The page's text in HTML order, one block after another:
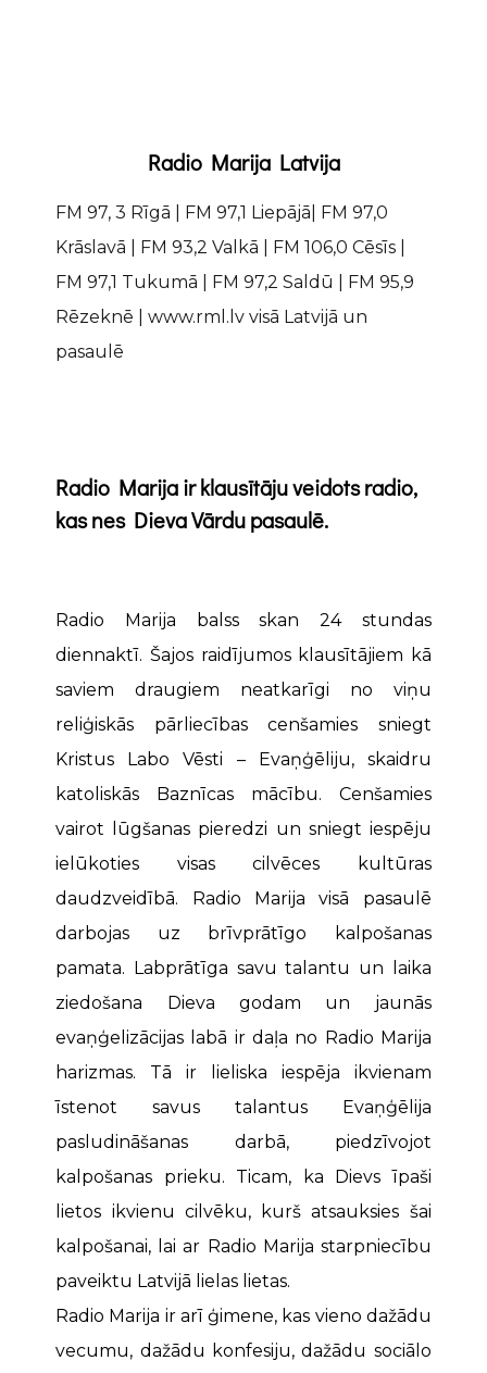
Radio Marija Latvija
FM 97, 3 Rīgā | FM 97,1 Liepājā| FM 97,0
Krāslavā | FM 93,2 Valkā | FM 106,0 Cēsīs |
FM 97,1 Tukumā | FM 97,2 Saldū | FM 95,9
Rēzeknē | www.rml.lv visā Latvijā un
pasaulē
Radio Marija ir klausītāju veidots radio,
kas nes Dieva Vārdu pasaulē.
Radio Marija balss skan 24 stundas
diennaktī. Šajos raidījumos klausītājiem kā
saviem draugiem neatkarīgi no viņu
reliģiskās pārliecības cenšamies sniegt
Kristus Labo Vēsti – Evaņģēliju, skaidru
katoliskās Baznīcas mācību. Cenšamies
vairot lūgšanas pieredzi un sniegt iespēju
ielūkoties visas cilvēces kultūras
daudzveidībā. Radio Marija visā pasaulē
darbojas uz brīvprātīgo kalpošanas
pamata. Labprātīga savu talantu un laika
ziedošana Dieva godam un jaunās
evaņģelizācijas labā ir daļa no Radio Marija
harizmas. Tā ir lieliska iespēja ikvienam
īstenot savus talantus Evaņģēlija
pasludināšanas darbā, piedzīvojot
kalpošanas prieku. Ticam, ka Dievs īpaši
lietos ikvienu cilvēku, kurš atsauksies šai
kalpošanai, lai ar Radio Marija starpniecību
paveiktu Latvijā lielas lietas.
Radio Marija ir arī ģimene, kas vieno dažādu
vecumu, dažādu konfesiju, dažādu sociālo